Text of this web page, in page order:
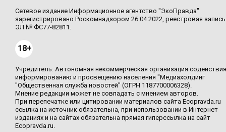
Сетевое издание Информационное агентство "ЭкоПравда"
зарегистрировано Роскомнадзором 26.04.2022, реестровая запись
ЭЛ № ФС77-82811.
18+
Учредитель: Автономная некоммерческая организация содействия
информированию и просвещению населения "Медиахолдинг
"Общественная служба новостей" (ОГРН 1187700006328).
Мнение редакции может не совпадать с мнением авторов.
При перепечатке или цитировании материалов сайта Ecopravda.ru
ссылка на источник обязательна, при использовании в Интернет-
изданиях и на сайтах обязательна прямая гиперссылка на сайт
Ecopravda.ru.